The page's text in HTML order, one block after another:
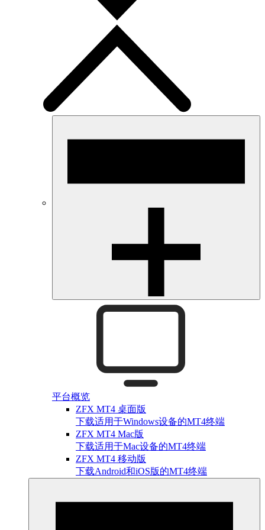
平台概览
ZFX MT4 桌面版
下载适用于Windows设备的MT4终端
ZFX MT4 Mac版
下载适用于Mac设备的MT4终端
ZFX MT4 移动版
下载Android和iOS版的MT4终端